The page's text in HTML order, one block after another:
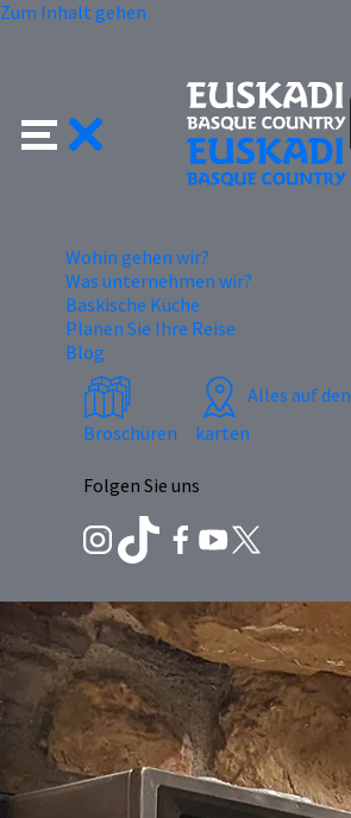
Zum Inhalt gehen
Wohin gehen wir?
Was unternehmen wir?
Baskische Küche
Planen Sie Ihre Reise
Blog
Broschüren
Alles auf den
karten
Folgen Sie uns